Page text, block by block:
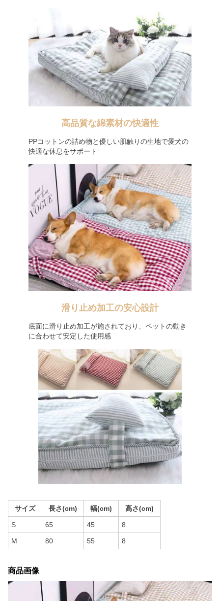
高品質な綿素材の快適性
PPコットンの詰め物と優しい肌触りの生地で愛犬の
快適な休息をサポート
滑り止め加工の安心設計
底面に滑り止め加工が施されており、ペットの動き
に合わせて安定した使用感
サイズ 長さ(cm) 幅(cm) 高さ(cm)
S 65 45 8
M 80 55 8
商品画像